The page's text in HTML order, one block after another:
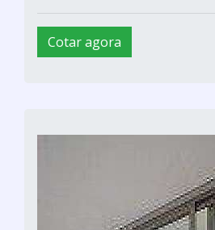
Cotar agora